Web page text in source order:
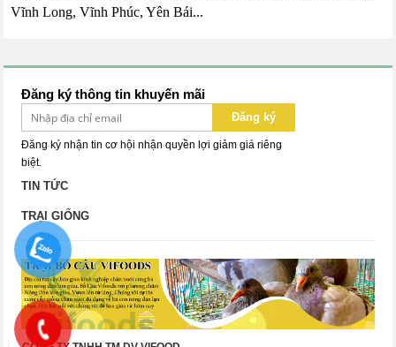
Vĩnh Long, Vĩnh Phúc, Yên Bái...
Đăng ký thông tin khuyến mãi
Đăng ký
Đăng ký nhận tin cơ hội nhận quyền lợi giảm giá riêng
biệt.
TIN TỨC
TRẠI GIỐNG